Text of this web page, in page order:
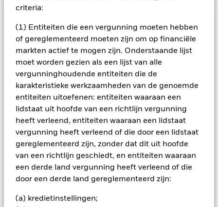
criteria:
(1) Entiteiten die een vergunning moeten hebben
of gereglementeerd moeten zijn om op financiële
markten actief te mogen zijn. Onderstaande lijst
moet worden gezien als een lijst van alle
vergunninghoudende entiteiten die de
karakteristieke werkzaamheden van de genoemde
entiteiten uitoefenen: entiteiten waaraan een
lidstaat uit hoofde van een richtlijn vergunning
heeft verleend, entiteiten waaraan een lidstaat
vergunning heeft verleend of die door een lidstaat
gereglementeerd zijn, zonder dat dit uit hoofde
van een richtlijn geschiedt, en entiteiten waaraan
een derde land vergunning heeft verleend of die
door een derde land gereglementeerd zijn:
(a) kredietinstellingen;
BELANGRIJKE GEGEVENS: Kapitaalrisico. De waarde en
zijn niet gegarandeerd. Beleggers verliezen mogelijk hun
oorspronkelijke inleg.
genoteerd zijn in een vreemde valuta; schommelingen van de
betreffende valutakoersen zullen invloed hebben op de
waarde van de belegging. Het fonds belegt in
hoogrenderende obligaties. Ondernemingen die hoger
renderende obligaties uitgeven nemen vaak het verhoogde
risico met zich mee dat ze niet kunnen terugbetalen. Als ze in
gebreke blijven kan dit de waarde van uw belegging verlagen.
eveneens aanzienlijke invloed hebben op de waarde van
hoogrenderende obligaties. Het fonds belegt in vastrentende
waarden zoals ondernemings- of staatobligaties die een
en vergelijkbaar functioneren als een lening. Daarom staan